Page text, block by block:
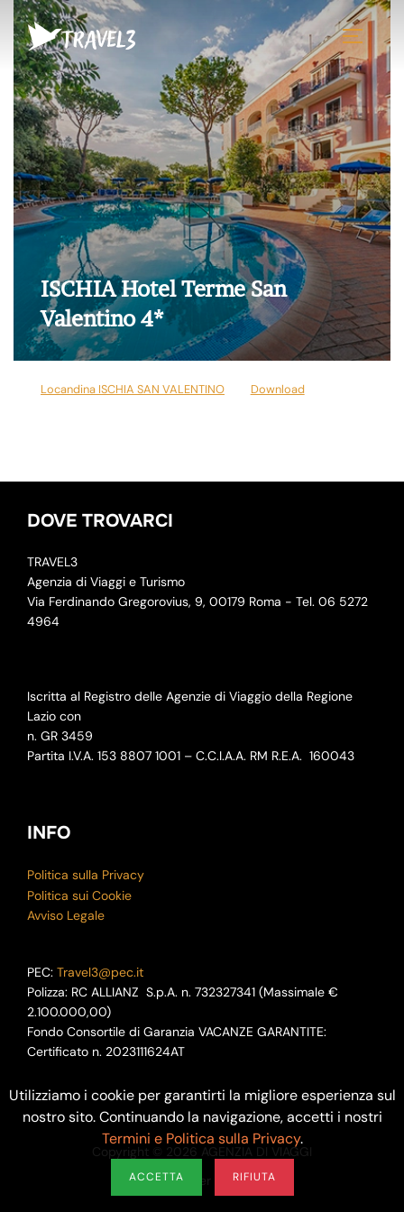
Salta
contenuto
APRI/
ISCHIA Hotel Terme San
Valentino 4*
Locandina ISCHIA SAN VALENTINO Download
DOVE TROVARCI
TRAVEL3
Agenzia di Viaggi e Turismo
Via Ferdinando Gregorovius, 9, 00179 Roma - Tel. 06 5272
4964
Iscritta al Registro delle Agenzie di Viaggio della Regione
Lazio con
n. GR 3459
Partita I.V.A. 153 8807 1001 – C.C.I.A.A. RM R.E.A. 160043
INFO
Politica sulla Privacy
Politica sui Cookie
Avviso Legale
PEC: Travel3@pec.it
Polizza: RC ALLIANZ S.p.A. n. 732327341 (Massimale €
2.100.000,00)
Fondo Consortile di Garanzia VACANZE GARANTITE:
Certificato n. 2023111624AT
Copyright © 2026 AGENZIA DI VIAGGI
Disegnata
per DESUTION
Utilizziamo i cookie per garantirti la migliore esperienza sul
nostro sito. Continuando la navigazione, accetti i nostri
Termini e Politica sulla Privacy.
ACCETTA RIFIUTA